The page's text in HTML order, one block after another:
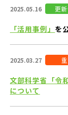
2025.05.16 更
「活用事例」 を
2025.03.27
文部科学省「令
について